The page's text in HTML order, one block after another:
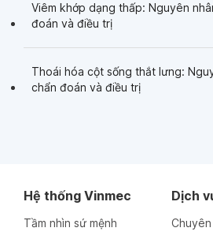
Viêm khớp dạng thấp: Nguyên
đoán và điều trị
Thoái hóa cột sống thắt lưng:
chẩn đoán và điều trị
Hệ thống Vinmec
Tầm nhìn sứ mệnh
Dịch